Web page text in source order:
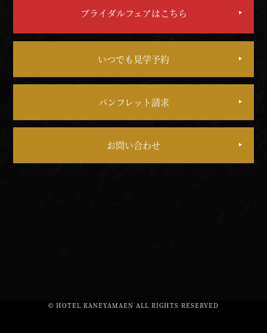
ブライダルフェアはこちら
いつでも見学予約
パンフレット請求
お問い合わせ
© HOTEL KANEYAMAEN ALL RIGHTS RESERVED